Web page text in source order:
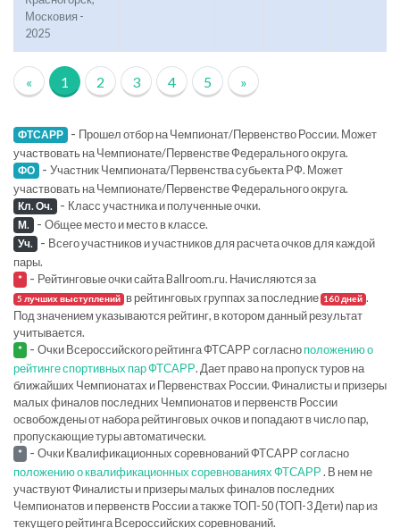
Московия -
2025
« 1 2 3 4 5 »
ФТСАРР - Прошел отбор на Чемпионат/Первенство России. Может
участвовать на Чемпионате/Первенстве Федерального округа.
ФО - Участник Чемпионата/Первенства субьекта РФ. Может
участвовать на Чемпионате/Первенстве Федерального округа.
Кл. Оч. - Класс участника и полученные очки.
М. - Общее место и место в классе.
Уч. - Всего участников и участников для расчета очков для каждой
пары.
* - Рейтинговые очки сайта Ballroom.ru. Начисляются за
5 лучших выступлений в рейтинговых группах за последние 160 дней .
Под значением указываются рейтинг, в котором данный результат
учитывается.
* - Очки Всероссийского рейтинга ФТСАРР согласноположению о
рейтинге спортивных пар ФТСАРР. Дает право на пропуск туров на
ближайших Чемпионатах и Первенствах России. Финалисты и призеры
малых финалов последних Чемпионатов и первенств России
освобождены от набора рейтинговых очков и попадают в число пар,
пропускающие туры автоматически.
* - Очки Квалификационных соревнований ФТСАРР согласно
положению о квалификационных соревнованиях ФТСАРР. В нем не
участвуют Финалисты и призеры малых финалов последних
Чемпионатов и первенств России а также ТОП-50 (ТОП-3 Дети) пар из
текущего рейтинга Всероссийских соревнований.